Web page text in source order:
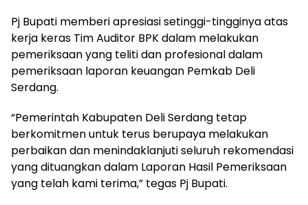
Pj Bupati memberi apresiasi setinggi-tingginya atas
kerja keras Tim Auditor BPK dalam melakukan
pemeriksaan yang teliti dan profesional dalam
pemeriksaan laporan keuangan Pemkab Deli
Serdang.
“Pemerintah Kabupaten Deli Serdang tetap
berkomitmen untuk terus berupaya melakukan
perbaikan dan menindaklanjuti seluruh rekomendasi
yang dituangkan dalam Laporan Hasil Pemeriksaan
yang telah kami terima,” tegas Pj Bupati.